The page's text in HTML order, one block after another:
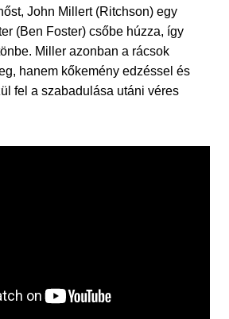
John Millert (Ritchson) egy
(Ben Foster) csőbe húzza, így
Miller azonban a rácsok
hanem kőkemény edzéssel és
fel a szabadulása utáni véres